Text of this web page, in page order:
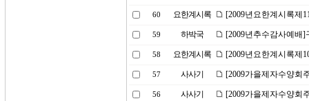
60 요한계시록 [2009년요한계시록제
59 하박국 [2009년추수감사예배
58 요한계시록 [2009년요한계시록제
57 사사기 [2009가을제자수양회
56 사사기 [2009가을제자수양회